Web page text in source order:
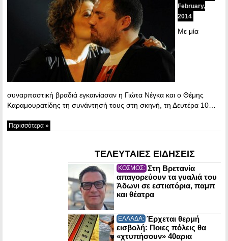
February,
2014
Με μία
συναρπαστική βραδιά εγκαινίασαν η Γιώτα Νέγκα και ο Θέμης
Καραμουρατίδης τη συνάντησή τους στη σκηνή, τη Δευτέρα 10…
Περισσότερα »
ΤΕΛΕΥΤΑΙΕΣ ΕΙΔΗΣΕΙΣ
ΚΟΣΜΟΣ: Στη Βρετανία
απαγορεύουν τα γυαλιά του
Άδωνι σε εστιατόρια, παμπ
και θέατρα
ΕΛΛΑΔΑ: Έρχεται θερμή
εισβολή: Ποιες πόλεις θα
«χτυπήσουν» 40αρια